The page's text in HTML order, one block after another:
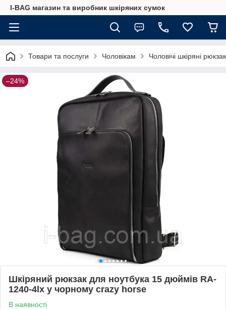
I-BAG магазин та виробник шкіряних сумок
Товари та послуги Чоловікам Чоловічі шкіряні
–24%
Шкіряний рюкзак для ноутбука 15 дюймів RA-
1240-4lx у чорному crazy horse
В наявності